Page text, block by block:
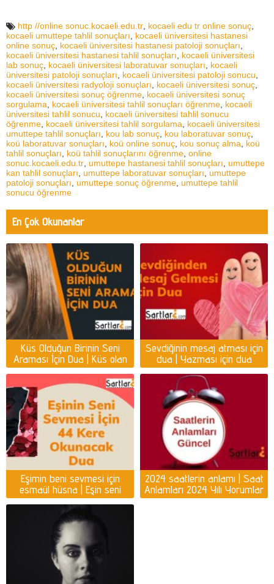
http //online sonuc.kocaeli.edu.tr, kocaeli edu tr online sonuç,
kocaeli umuttepe tahlil sonuçları, kocaeli üniversitesi hastanesi
online sonuç, kocaeli üniversitesi hastanesi patoloji sonuçları,
kocaeli üniversitesi hastanesi tahlil sonuçları, kocaeli üniversitesi
lab sonuç, kocaeli üniversitesi laboratuvar sonuçları, kocaeli
üniversitesi patoloji sonuçları, kocaeli üniversitesi patoloji sonucu,
kocaeli üniversitesi radyoloji sonuçları, kocaeli üniversitesi sonuç,
kocaeli üniversitesi sonuç öğrenme, kocaeli üniversitesi sonuç
sorgulama, kocaeli üniversitesi tahlil sonuçları öğrenme, kocaeli
üniversitesi tahlil sonucu, kocaeli üniversitesi tahlil sonucu
öğrenme, kocaeli üniversitesi tahlil sorgulama, kocaeli üniversitesi
umuttepe tahlil sonuçları, kou lab sonuç, kou laboratuvar sonuç,
koü laboratuvar sonuçları, koü online sonuç, kou sonuç alma, koü
tahlil sonuçları, koü tahlil sonuçlarını öğrenme, online
sonuc.kocaeli.edu.tr, umuttepe hastanesi tahlil sonuçları, umuttepe
kan tahlil sonuçları, umuttepe laboratuvar sonuçları, umuttepe
patoloji sonuçları, umuttepe sonuç öğrenme, umuttepe tahlil
sonucu öğrenme
En Çok Okunanlar
Küs Olduğun Birinin Seni
Araması İçin Dua | Küs olan
kişiyi ayağına getirmek için
dua
Sevdiğinin mesaj atması için
dua | Yazması için dua
Eşimin beni sevmesi için
esmaül hüsna | Eşin seni
sevmesi için dua
2024 saatlerin anlamı | Saat
Anlamları 2024 Yılı Yorumlar